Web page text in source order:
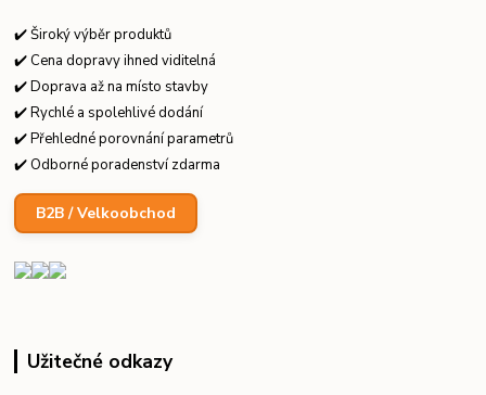
✔️ Široký výběr produktů
✔️ Cena dopravy ihned viditelná
✔️ Doprava až na místo stavby
✔️ Rychlé a spolehlivé dodání
✔️ Přehledné porovnání parametrů
✔️ Odborné poradenství zdarma
B2B / Velkoobchod
Užitečné odkazy